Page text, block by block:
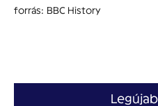
forrás: BBC History